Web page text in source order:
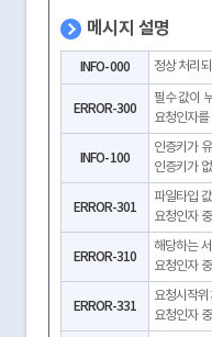
메시지 설명
INFO-000 정상 처리
ERROR-300
필수 값이
요청인자를
INFO-100
인증키가
인증키가
ERROR-301
파일타입
요청인자
ERROR-310
해당하는
요청인자
ERROR-331
요청시작
요청인자